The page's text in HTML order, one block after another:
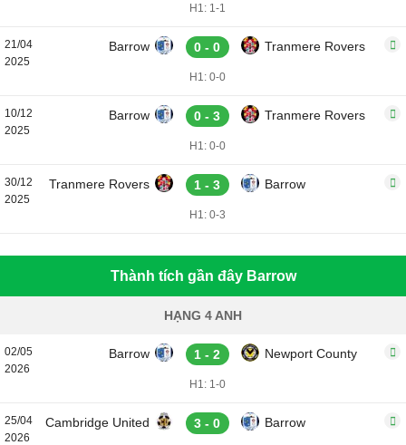
H1: 1-1
21/04
2025
Barrow 0 - 0 Tranmere Rovers
H1: 0-0
10/12
2025
Barrow 0 - 3 Tranmere Rovers
H1: 0-0
30/12
2025
Tranmere Rovers 1 - 3 Barrow
H1: 0-3
Thành tích gần đây Barrow
HẠNG 4 ANH
02/05
2026
Barrow 1 - 2 Newport County
H1: 1-0
25/04
2026
Cambridge United 3 - 0 Barrow